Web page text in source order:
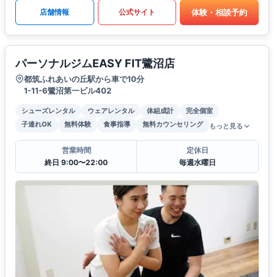
店舗情報 公式サイト 体験・相談予約
パーソナルジムEASY FIT鷺沼店
都筑ふれあいの丘駅から車で10分
1-11-6鷺沼第一ビル402
シューズレンタル ウェアレンタル 体組成計
完全個室
子連れOK
無料体験 食事指導 無料カウンセリング もっと見る
営業時間
終日 9:00〜22:00
定休日
毎週水曜日